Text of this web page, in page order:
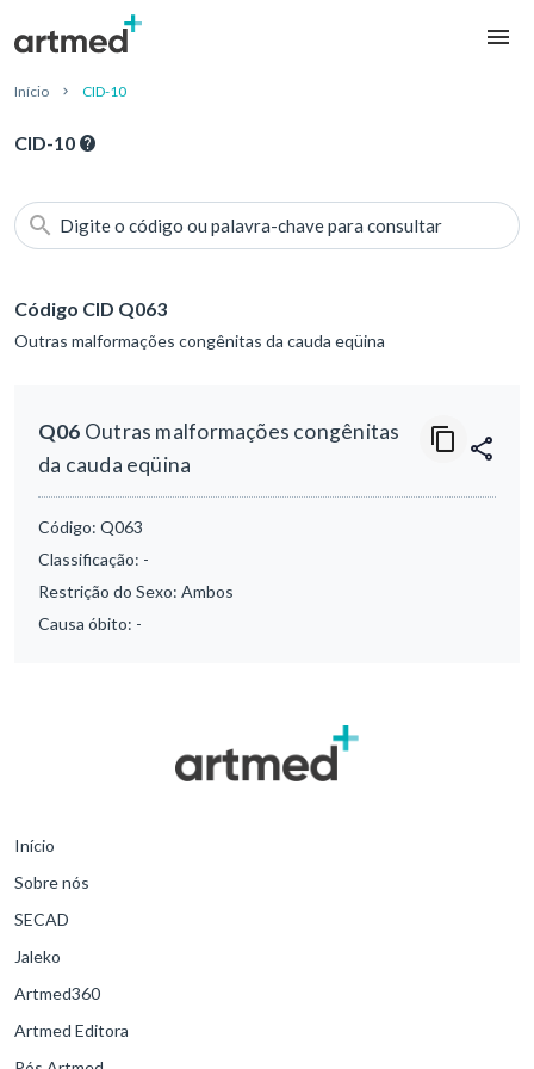
Início CID-10
CID-10
Digite o código ou palavra-chave para consultar
Código CID Q063
Outras malformações congênitas da cauda eqüina
Q06 Outras malformações congênitas
da cauda eqüina
Código: Q063
Classificação: -
Restrição do Sexo: Ambos
Causa óbito: -
Início
Sobre nós
SECAD
Jaleko
Artmed360
Artmed Editora